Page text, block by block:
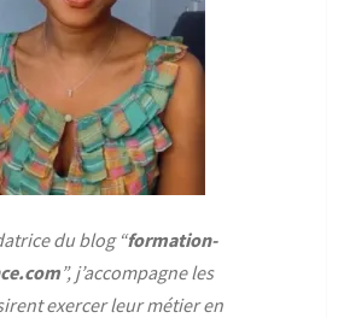
du blog “formation-
”, j’accompagne les
exercer leur métier en